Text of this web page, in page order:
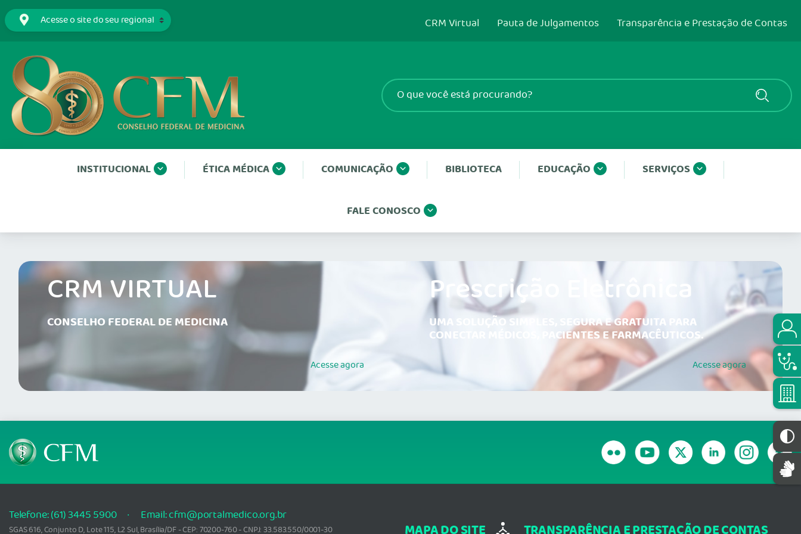
CRM Virtual Pauta de Julgamentos Transparência e Prestação de Contas
INSTITUCIONAL ÉTICA MÉDICA COMUNICAÇÃO BIBLIOTECA EDUCAÇÃO SERVIÇOS
FALE CONOSCO
CRM VIRTUAL
CONSELHO FEDERAL DE MEDICINA
Acesseagora
Prescrição Eletrônica
UMA SOLUÇÃO SIMPLES, SEGURA E GRATUITA PARA
CONECTAR MÉDICOS, PACIENTES E FARMACÊUTICOS.
Acesseagora
Telefone: (61) 3445 5900 Email: cfm@portalmedico.org.br
SGAS 616, Conjunto D, Lote 115, L2 Sul, Brasília/DF - CEP: 70200-760 - CNPJ: 33.583.550/0001-30